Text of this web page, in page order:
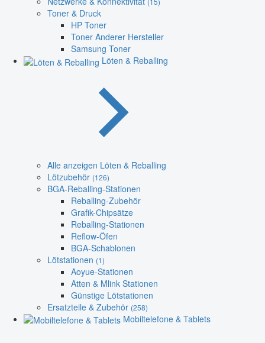
Toner & Druck
HP Toner
Toner Anderer Hersteller
Samsung Toner
Löten & Reballing
Alle anzeigen Löten & Reballing
Lötzubehör (126)
BGA-Reballing-Stationen
Reballing-Zubehör
Grafik-Chipsätze
Reballing-Stationen
Reflow-Öfen
BGA-Schablonen
Lötstationen (1)
Aoyue-Stationen
Atten & Mlink Stationen
Günstige Lötstationen
Ersatzteile & Zubehör (258)
Mobiltelefone & Tablets